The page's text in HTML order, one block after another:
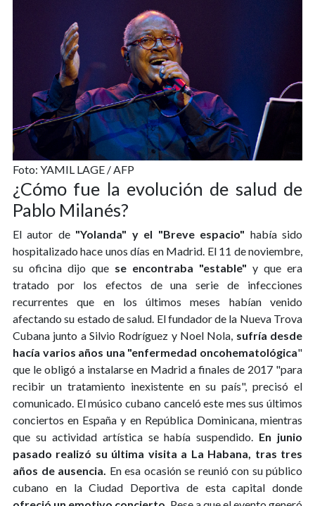
Foto: YAMIL LAGE / AFP
¿Cómo fue la evolución de salud de
Pablo Milanés?
El autor de "Yolanda" y el "Breve espacio" había sido
hospitalizado hace unos días en Madrid. El 11 de noviembre,
su oficina dijo que se encontraba "estable" y que era
tratado por los efectos de una serie de infecciones
recurrentes que en los últimos meses habían venido
afectando su estado de salud. El fundador de la Nueva Trova
Cubana junto a Silvio Rodríguez y Noel Nola, sufría desde
hacía varios años una "enfermedad oncohematológica"
que le obligó a instalarse en Madrid a finales de 2017 "para
recibir un tratamiento inexistente en su país", precisó el
comunicado. El músico cubano canceló este mes sus últimos
conciertos en España y en República Dominicana, mientras
que su actividad artística se había suspendido. En junio
pasado realizó su última visita a La Habana, tras tres
años de ausencia. En esa ocasión se reunió con su público
cubano en la Ciudad Deportiva de esta capital donde